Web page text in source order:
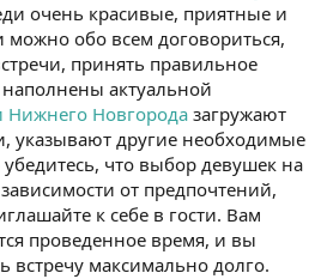
очень красивые, приятные и
обо всем договориться,
принять правильное
актуальной
Новгорода загружают
указывают другие необходимые
что выбор девушек на
от предпочтений,
к себе в гости. Вам
проведенное время, и вы
встречу максимально долго.